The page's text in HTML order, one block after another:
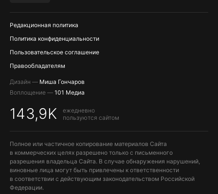
Редакционная политика
Политика конфиденциальности
Пользовательское соглашение
Правообладателям
Дизайн — Миша Гончаров
Воплощение — 101 Медиа
143,9K
ежедневно
пользуются сайтом
Полное или частичное копирование материалов Сайта
в коммерческих целях разрешено только с письменного
разрешения владельца Сайта. В случае обнаружения нарушений,
виновные лица могут быть привлечены к ответственности
в соответствии с действующим законодательством Российской
Федерации.